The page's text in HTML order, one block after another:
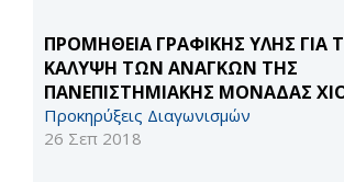
ΠΡΟΜΗΘΕΙΑ ΓΡΑΦΙΚΗΣ ΥΛΗΣ ΓΙΑ
ΚΑΛΥΨΗ ΤΩΝ ΑΝΑΓΚΩΝ ΤΗΣ
ΠΑΝΕΠΙΣΤΗΜΙΑΚΗΣ ΜΟΝΑΔΑΣ
Προκηρύξεις Διαγωνισμών
26 Σεπ 2018